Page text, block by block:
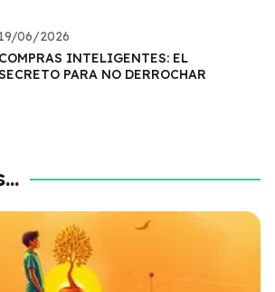
19/06/2026
COMPRAS INTELIGENTES: EL
PARA NO DERROCHAR